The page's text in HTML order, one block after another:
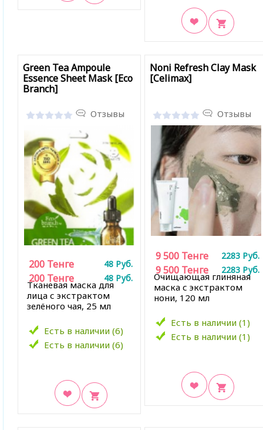
Green Tea Ampoule
Essence Sheet Mask [Eco
Branch]
Отзывы
Тканевая маска для
лица с экстрактом
зелёного чая, 25 мл
Есть в наличии (6)
200 Тенге 48 Руб.
Есть в наличии (6)
200 Тенге 48 Руб.
Noni Refresh Clay Mask
[Celimax]
Отзывы
Очищающая глиняная
маска с экстрактом
нони, 120 мл
Есть в наличии (1)
9 500 Тенге 2283 Руб.
Есть в наличии (1)
9 500 Тенге 2283 Руб.